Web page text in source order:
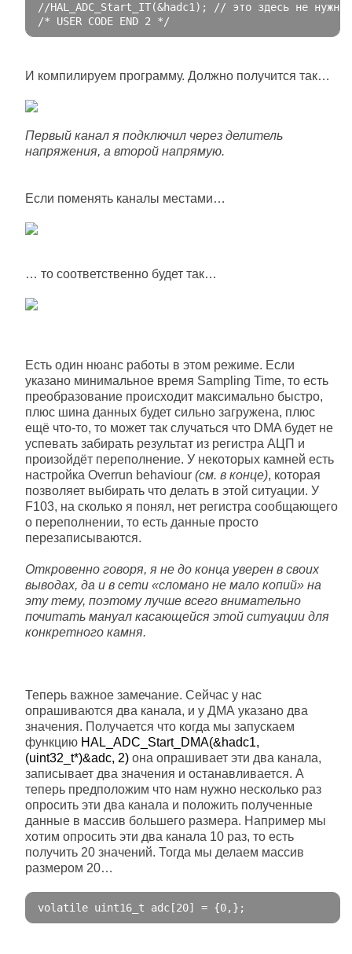
//HAL_ADC_Start_IT(&hadc1); // это здесь не нужно
/* USER CODE END 2 */
И компилируем программу. Должно получится так…
Первый канал я подключил через делитель
напряжения, а второй напрямую.
Если поменять каналы местами…
… то соответственно будет так…
Есть один нюанс работы в этом режиме. Если
указано минимальное время Sampling Time, то есть
преобразование происходит максимально быстро,
плюс шина данных будет сильно загружена, плюс
ещё что-то, то может так случаться что DMA будет не
успевать забирать результат из регистра АЦП и
произойдёт переполнение. У некоторых камней есть
настройка Overrun behaviour (см. в конце), которая
позволяет выбирать что делать в этой ситуации. У
F103, на сколько я понял, нет регистра сообщающего
о переполнении, то есть данные просто
перезаписываются.
Откровенно говоря, я не до конца уверен в своих
выводах, да и в сети «сломано не мало копий» на
эту тему, поэтому лучше всего внимательно
почитать мануал касающейся этой ситуации для
конкретного камня.
Теперь важное замечание. Сейчас у нас
опрашиваются два канала, и у ДМА указано два
значения. Получается что когда мы запускаем
функцию HAL_ADC_Start_DMA(&hadc1,
(uint32_t*)&adc, 2) она опрашивает эти два канала,
записывает два значения и останавливается. А
теперь предположим что нам нужно несколько раз
опросить эти два канала и положить полученные
данные в массив большего размера. Например мы
хотим опросить эти два канала 10 раз, то есть
получить 20 значений. Тогда мы делаем массив
размером 20…
volatile uint16_t adc [20] = {0,};